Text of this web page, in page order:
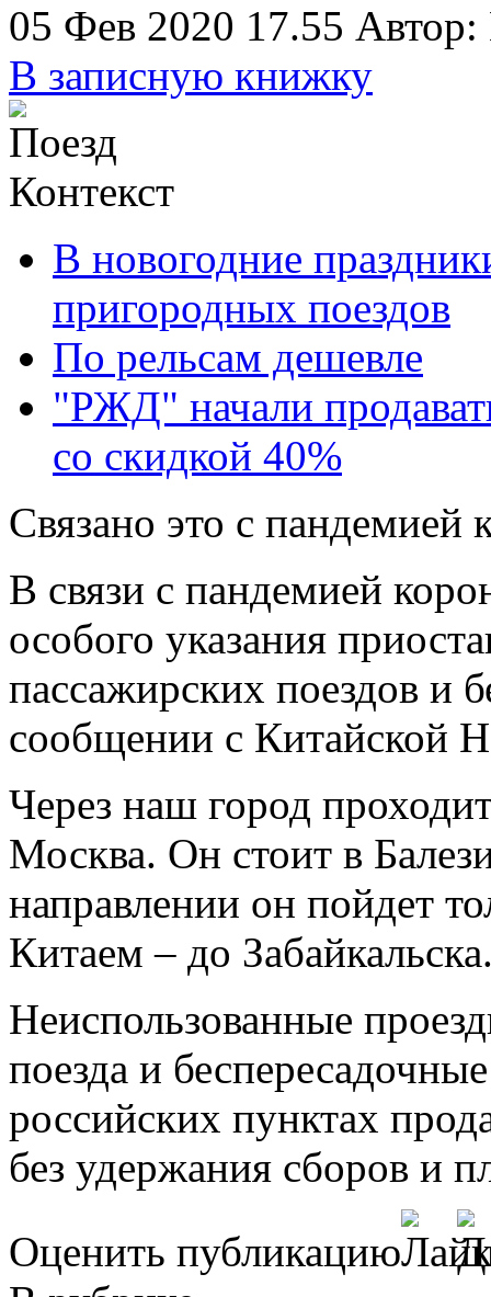
05 Фев 2020 17.55 Автор:
В записную книжку
Контекст
В новогодние
пригородных поездов
По рельсам дешевле
"РЖД" начали
со скидкой 40%
Связано это с пандемией
В связи с пандемией
особого указания
пассажирских поездов и
сообщении с Китайской
Через наш город
Москва. Он стоит в
направлении он пойдет
Китаем – до
Неиспользованные
поезда и
российских пунктах
без удержания сборов и
Оценить публикацию